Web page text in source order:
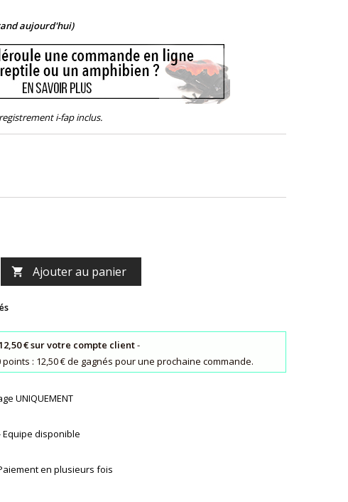
aujourd'hui)
i-fap inclus.
 Ajouter au panier
€ sur votre compte client-
: 12,50 € de gagnés pour une prochaine commande.
UNIQUEMENT
disponible
en plusieurs fois